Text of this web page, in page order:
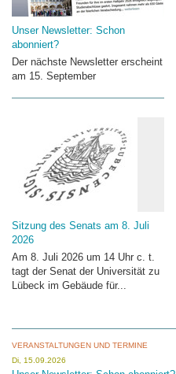
Unser Newsletter: Schon
abonniert?
Der nächste Newsletter erscheint
am 15. September
Sitzung des Senats am 8. Juli
2026
Am 8. Juli 2026 um 14 Uhr c. t.
tagt der Senat der Universität zu
Lübeck im Gebäude für...
VERANSTALTUNGEN UND TERMINE
Di, 15.09.2026